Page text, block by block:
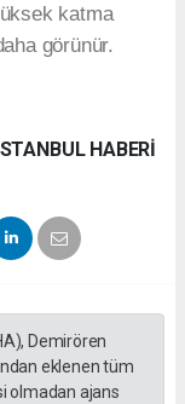
katma
görünür.
HABERİ
Demirören
eklenen tüm
olmadan ajans